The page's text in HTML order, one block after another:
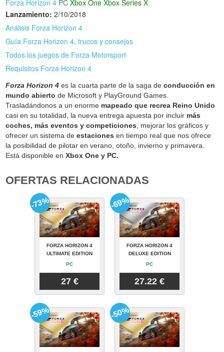
Forza Horizon 4 PC Xbox One Xbox Series X
Lanzamiento: 2/10/2018
Análisis Forza Horizon 4
Guía Forza Horizon 4, trucos y consejos
Todos los juegos de Forza Motorsport
Requisitos Forza Horizon 4
Forza Horizon 4 es la cuarta parte de la saga deconducción en
mundo abierto de Microsoft y PlayGround Games.
Trasladándonos a un enorme mapeado que recrea Reino Unido
casi en su totalidad, la nueva entrega apuesta por incluir más
coches, más eventos y competiciones, mejorar los gráficos y
ofrecer un sistema deestaciones en tiempo real que nos ofrece
la posibilidad de pilotar en verano, otoño, invierno y primavera.
Está disponible enXbox One y PC.
OFERTAS RELACIONADAS
FORZA HORIZON 4
ULTIMATE EDITION
PC
27 €
-73%
FORZA HORIZON 4
DELUXE EDITION
PC
27.22 €
-69%
-59% -50%